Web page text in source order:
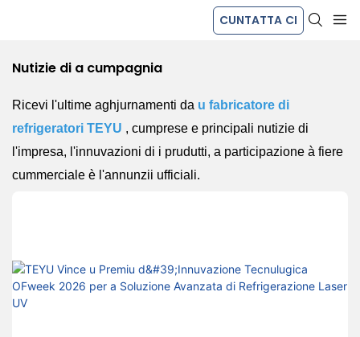
CUNTATTA CI
Nutizie di a cumpagnia
Ricevi l'ultime aghjurnamenti da u fabricatore di
refrigeratori TEYU , cumprese e principali nutizie di
l'impresa, l'innuvazioni di i prudutti, a participazione à fiere
cummerciale è l'annunzii ufficiali.